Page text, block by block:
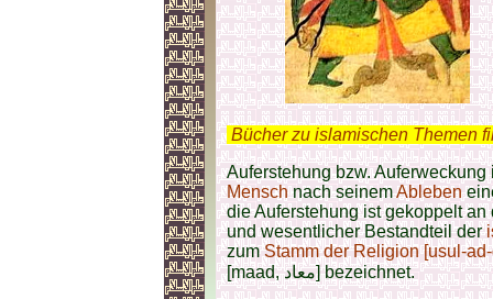
Bücher zu islamischen Themen
Auferstehung bzw.
Menschnach seinemAbleben
die Auferstehung ist gekoppelt
und wesentlicher Bestandteil der
zumStamm der Religion [usul-
[maad, معاد] bezeichnet.